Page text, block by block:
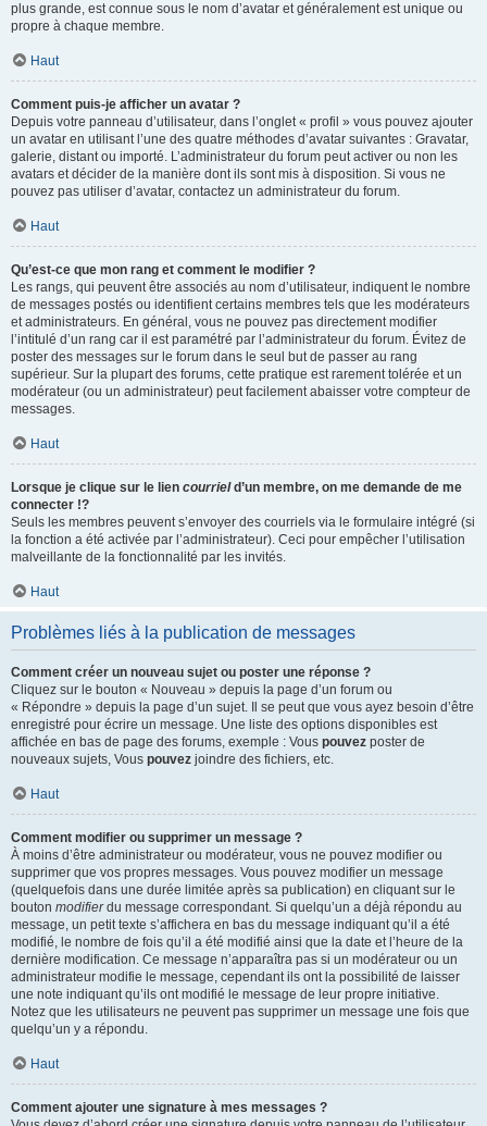
plus grande, est connue sous le nom d’avatar et généralement est unique ou
propre à chaque membre.
Haut
Comment puis-je afficher un avatar ?
Depuis votre panneau d’utilisateur, dans l’onglet « profil » vous pouvez ajouter
un avatar en utilisant l’une des quatre méthodes d’avatar suivantes : Gravatar,
galerie, distant ou importé. L’administrateur du forum peut activer ou non les
avatars et décider de la manière dont ils sont mis à disposition. Si vous ne
pouvez pas utiliser d’avatar, contactez un administrateur du forum.
Haut
Qu’est-ce que mon rang et comment le modifier ?
Les rangs, qui peuvent être associés au nom d’utilisateur, indiquent le nombre
de messages postés ou identifient certains membres tels que les modérateurs
et administrateurs. En général, vous ne pouvez pas directement modifier
l’intitulé d’un rang car il est paramétré par l’administrateur du forum. Évitez de
poster des messages sur le forum dans le seul but de passer au rang
supérieur. Sur la plupart des forums, cette pratique est rarement tolérée et un
modérateur (ou un administrateur) peut facilement abaisser votre compteur de
messages.
Haut
Lorsque je clique sur le lien courrield’un membre, on me demande de me
connecter !?
Seuls les membres peuvent s’envoyer des courriels via le formulaire intégré (si
la fonction a été activée par l’administrateur). Ceci pour empêcher l’utilisation
malveillante de la fonctionnalité par les invités.
Haut
Problèmes liés à la publication de messages
Comment créer un nouveau sujet ou poster une réponse ?
Cliquez sur le bouton « Nouveau » depuis la page d’un forum ou
« Répondre » depuis la page d’un sujet. Il se peut que vous ayez besoin d’être
enregistré pour écrire un message. Une liste des options disponibles est
affichée en bas de page des forums, exemple : Vous pouvez poster de
nouveaux sujets, Vous pouvez joindre des fichiers, etc.
Haut
Comment modifier ou supprimer un message ?
À moins d’être administrateur ou modérateur, vous ne pouvez modifier ou
supprimer que vos propres messages. Vous pouvez modifier un message
(quelquefois dans une durée limitée après sa publication) en cliquant sur le
bouton modifierdu message correspondant. Si quelqu’un a déjà répondu au
message, un petit texte s’affichera en bas du message indiquant qu’il a été
modifié, le nombre de fois qu’il a été modifié ainsi que la date et l’heure de la
dernière modification. Ce message n’apparaîtra pas si un modérateur ou un
administrateur modifie le message, cependant ils ont la possibilité de laisser
une note indiquant qu’ils ont modifié le message de leur propre initiative.
Notez que les utilisateurs ne peuvent pas supprimer un message une fois que
quelqu’un y a répondu.
Haut
Comment ajouter une signature à mes messages ?